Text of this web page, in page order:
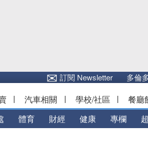
✉訂閱 Newsletter 多倫
| 汽車相關 | 學校/社區 | 餐廳
體育 財經 健康 專欄